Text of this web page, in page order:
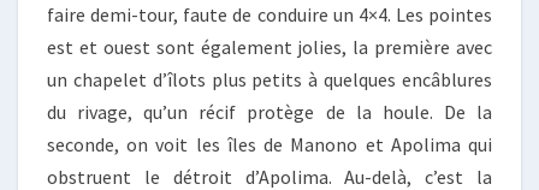
faire demi-tour, faute de conduire un 4×4. Les pointes
est et ouest sont également jolies, la première avec
un chapelet d’îlots plus petits à quelques encâblures
du rivage, qu’un récif protège de la houle. De la
seconde, on voit les îles de Manono et Apolima qui
obstruent le détroit d’Apolima. Au-delà, c’est la